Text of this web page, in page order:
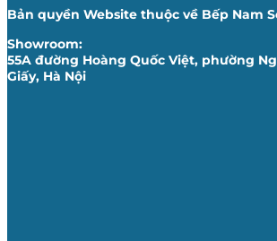
Bản quyền Website thuộc về Bếp Nam
Showroom:
55A đường Hoàng Quốc Việt, phường
Giấy, Hà Nội